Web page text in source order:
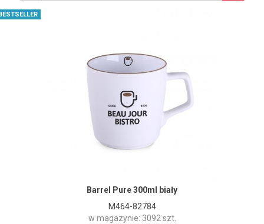
Barrel Pure 300ml biały
M464-82784
w magazynie: 3092 szt.